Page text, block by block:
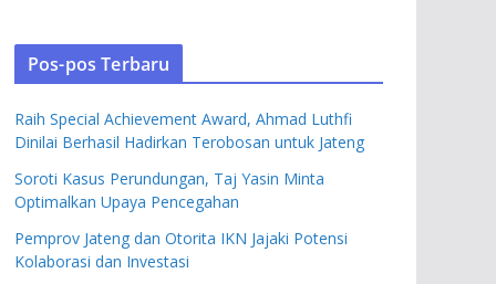
Pos-pos Terbaru
Raih Special Achievement Award, Ahmad Luthfi
Dinilai Berhasil Hadirkan Terobosan untuk Jateng
Soroti Kasus Perundungan, Taj Yasin Minta
Optimalkan Upaya Pencegahan
Pemprov Jateng dan Otorita IKN Jajaki Potensi
Kolaborasi dan Investasi